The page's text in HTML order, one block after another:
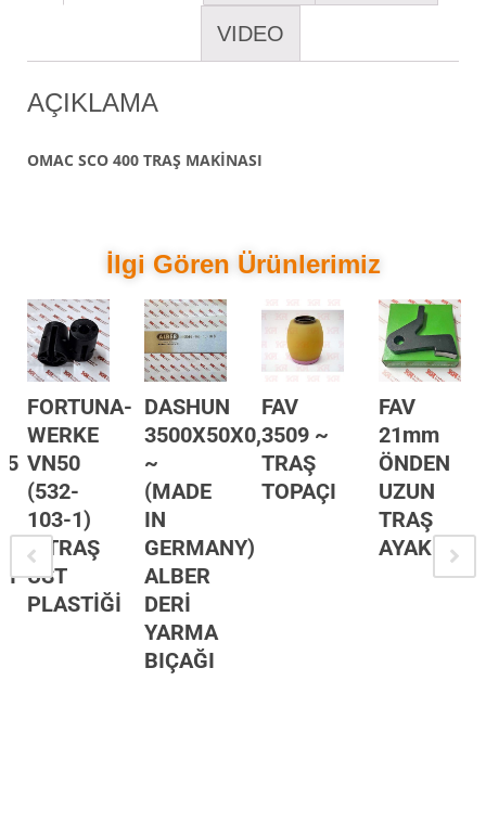
VIDEO
AÇIKLAMA
OMAC SCO 400 TRAŞ MAKİNASI
İlgi Gören Ürünlerimiz
FORTUNA-
WERKE
VN50
(532-
103-1)
~ TRAŞ
ÜST
PLASTİĞİ
DASHUN
3500X50X0,70
~
(MADE
IN
GERMANY)
ALBER
DERİ
YARMA
BIÇAĞI
FAV
3509 ~
TRAŞ
TOPAÇI
FAV
21mm
ÖNDEN
UZUN
TRAŞ
AYAK